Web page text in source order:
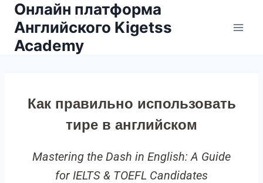
Онлайн платформа
Английского Kigetss
Academy
Как правильно использовать
тире в английском
Mastering the Dash in English: A Guide
for IELTS & TOEFL Candidates